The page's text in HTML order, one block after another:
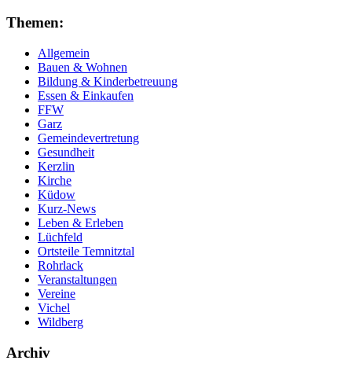
Themen:
Allgemein
Bauen & Wohnen
Bildung & Kinderbetreuung
Essen & Einkaufen
FFW
Garz
Gemeindevertretung
Gesundheit
Kerzlin
Kirche
Küdow
Kurz-News
Leben & Erleben
Lüchfeld
Ortsteile Temnitztal
Rohrlack
Veranstaltungen
Vereine
Vichel
Wildberg
Archiv